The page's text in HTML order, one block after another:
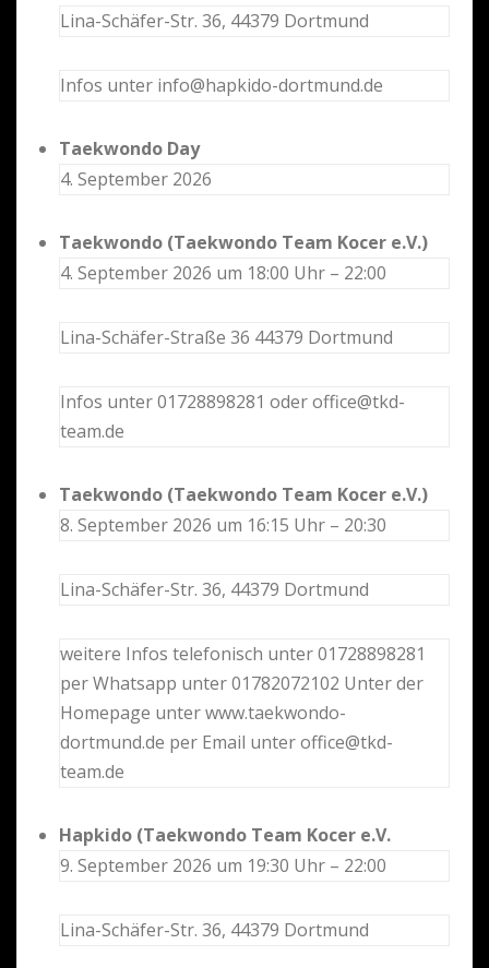
Lina-Schäfer-Str. 36, 44379 Dortmund
Infos unter info@hapkido-dortmund.de
Taekwondo Day
4. September 2026
Taekwondo (Taekwondo Team Kocer e.V.)
4. September 2026 um 18:00 Uhr – 22:00
Lina-Schäfer-Straße 36 44379 Dortmund
Infos unter 01728898281 oder office@tkd-
team.de
Taekwondo (Taekwondo Team Kocer e.V.)
8. September 2026 um 16:15 Uhr – 20:30
Lina-Schäfer-Str. 36, 44379 Dortmund
weitere Infos telefonisch unter 01728898281
per Whatsapp unter 01782072102 Unter der
Homepage unter www.taekwondo-
dortmund.de per Email unter office@tkd-
team.de
Hapkido (Taekwondo Team Kocer e.V.
9. September 2026 um 19:30 Uhr – 22:00
Lina-Schäfer-Str. 36, 44379 Dortmund